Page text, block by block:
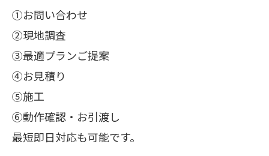
①お問い合わせ
②現地調査
③最適プランご提案
④お見積り
⑤施工
⑥動作確認・お引渡し
最短即日対応も可能です。